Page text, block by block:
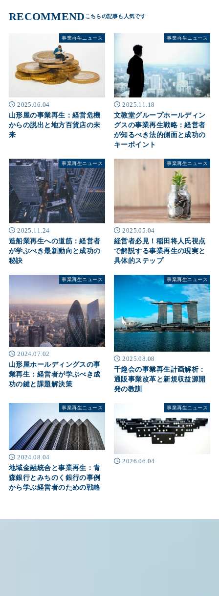
RECOMMEND
事業再生ニュース
2025.06.04
山形屋の事業再生：経営危機
からの脱出と地方百貨店の未
来
事業再生ニュース
2025.11.18
文教堂グループホールディン
グスの事業再生戦略：経営者
が知るべき法的側面と成功の
キーポイント
事業再生ニュース
2025.11.24
造船業再生への道筋：経営者
が学ぶべき最新動向と成功の
秘訣
事業再生ニュース
2025.05.04
経営者必見！稲田将人氏視点
で解説する事業再生の現実と
具体的ステップ
事業再生ニュース
2024.07.02
山形屋ホールディングスの事
業再生：経営者が学ぶべき成
功の鍵と課題解決策
事業再生ニュース
2025.08.08
千趣会の事業再生計画解析：
通販事業改革と新規収益源開
発の教訓
事業再生ニュース
2024.08.04
地域金融統合と事業再生：青
森銀行とみちのく銀行の事例
から学ぶ経営者のための戦略
事業再生ニュース
2026.06.04